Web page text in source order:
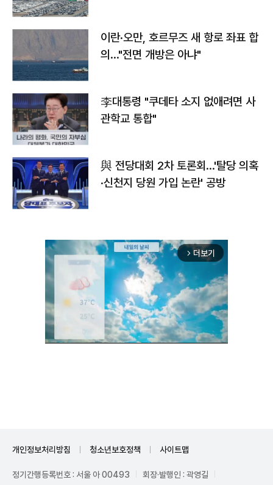
이란·오만, 호르무즈 새 항로 좌표 합
의…"전면 개방은 아냐"
李대통령 "쿠데타 소지 없애려면 사
관학교 통합"
與 전당대회 2차 토론회…'탈당 의혹
·신천지 당원 가입 논란' 공방
arrow_forward_ios 더보기
개인정보처리방침 청소년보호정책 사이트맵
정기간행등록번호 : 서울 아 00493 회장·발행인 : 곽영길